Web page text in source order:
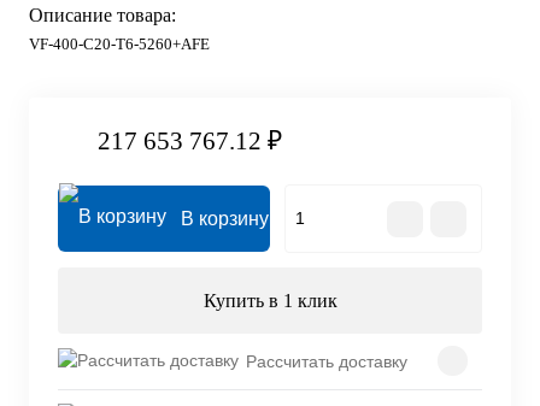
Описание товара:
VF-400-C20-T6-5260+AFE
217 653 767.12 ₽
В корзину
Купить в 1 клик
Рассчитать доставку